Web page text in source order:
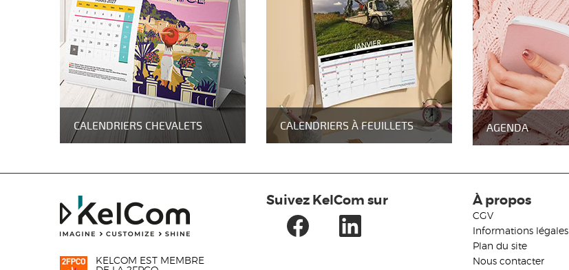
CALENDRIERS CHEVALETS CALENDRIERS À FEUILLETS AGENDA
KELCOM EST MEMBRE
Suivez KelCom sur À propos
CGV
Informations légales
Plan du site
Nous contacter